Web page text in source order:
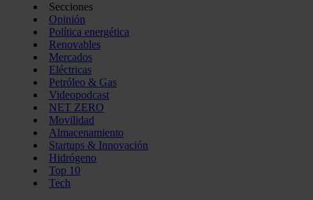
Secciones
Opinión
Política energética
Renovables
Mercados
Eléctricas
Petróleo & Gas
Videopodcast
NET ZERO
Movilidad
Almacenamiento
Startups & Innovación
Hidrógeno
Top 10
Tech